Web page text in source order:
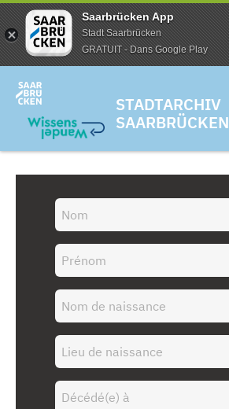
Saarbrücken App
Stadt Saarbrücken
GRATUIT - Dans Google Play
STADTARCHIV
SAARBRÜCKEN